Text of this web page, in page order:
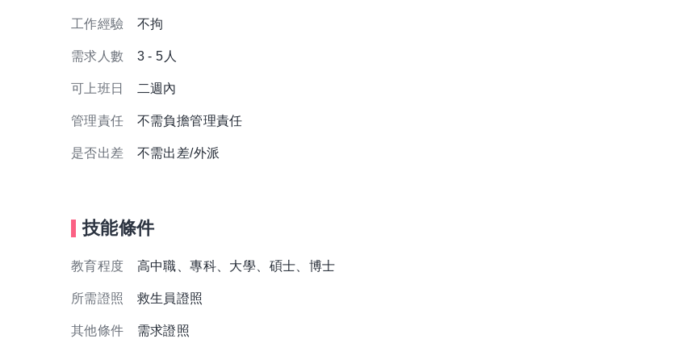
工作經驗 不拘
需求人數 3 - 5人
可上班日 二週內
管理責任 不需負擔管理責任
是否出差 不需出差/外派
技能條件
教育程度 高中職、專科、大學、碩士、博士
所需證照 救生員證照
其他條件
需求證照